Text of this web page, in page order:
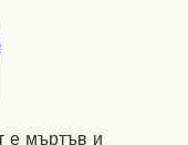
е мъртъв и